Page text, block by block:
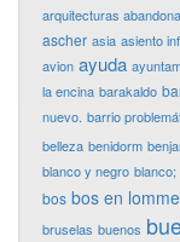
arquitecturas
ascher asia asiento
avion ayuda
la encina barakaldo
nuevo. barrio
belleza benidorm
blanco y negro blanco;
bos bos en
bruselas buenos